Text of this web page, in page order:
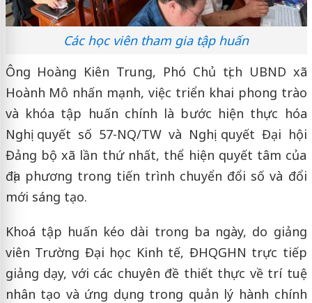
Các học viên tham gia tập huấn
Ông Hoàng Kiên Trung, Phó Chủ tịch UBND xã
Hoành Mô nhấn mạnh, việc triển khai phong trào
và khóa tập huấn chính là bước hiện thực hóa
Nghị quyết số 57-NQ/TW và Nghị quyết Đại hội
Đảng bộ xã lần thứ nhất, thể hiện quyết tâm của
địa phương trong tiến trình chuyển đổi số và đổi
mới sáng tạo.
Khoá tập huấn kéo dài trong ba ngày, do giảng
viên Trường Đại học Kinh tế, ĐHQGHN trực tiếp
giảng dạy, với các chuyên đề thiết thực về trí tuệ
nhân tạo và ứng dụng trong quản lý hành chính